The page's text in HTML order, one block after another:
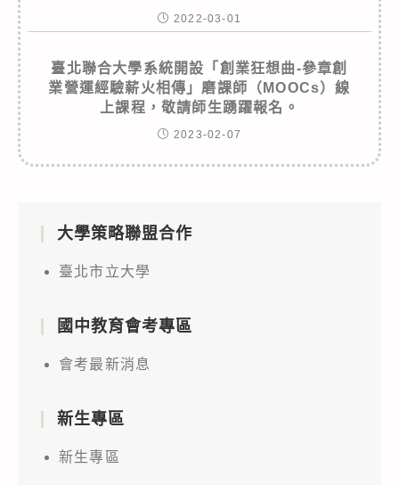
2022-03-01
臺北聯合大學系統開設「創業狂想曲-參章創
業營運經驗薪火相傳」磨課師（MOOCs）線
上課程，敬請師生踴躍報名。
2023-02-07
大學策略聯盟合作
臺北市立大學
國中教育會考專區
會考最新消息
新生專區
新生專區